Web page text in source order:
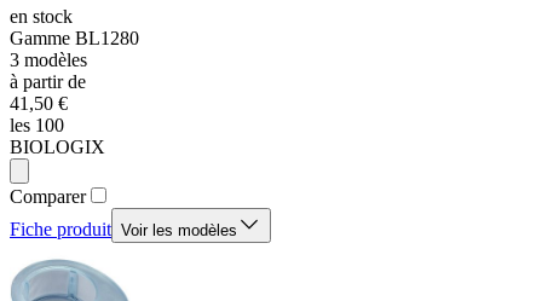
en stock
Gamme BL1280
3 modèles
à partir de
41,50 €
les 100
BIOLOGIX
Comparer
Fiche produit Voir les modèles